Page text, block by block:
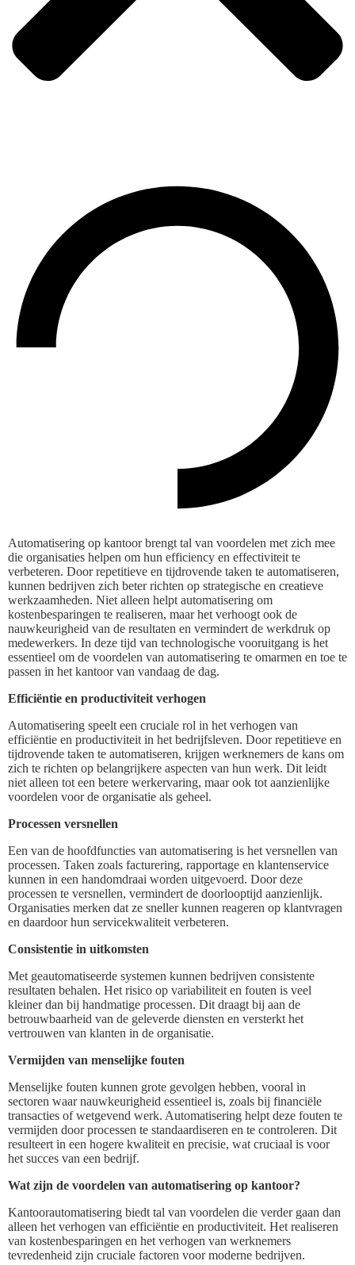
Automatisering op kantoor brengt tal van voordelen met zich mee
die organisaties helpen om hun efficiency en effectiviteit te
verbeteren. Door repetitieve en tijdrovende taken te automatiseren,
kunnen bedrijven zich beter richten op strategische en creatieve
werkzaamheden. Niet alleen helpt automatisering om
kostenbesparingen te realiseren, maar het verhoogt ook de
nauwkeurigheid van de resultaten en vermindert de werkdruk op
medewerkers. In deze tijd van technologische vooruitgang is het
essentieel om de voordelen van automatisering te omarmen en toe te
passen in het kantoor van vandaag de dag.
Efficiëntie en productiviteit verhogen
Automatisering speelt een cruciale rol in het verhogen van
efficiëntie en productiviteit in het bedrijfsleven. Door repetitieve en
tijdrovende taken te automatiseren, krijgen werknemers de kans om
zich te richten op belangrijkere aspecten van hun werk. Dit leidt
niet alleen tot een betere werkervaring, maar ook tot aanzienlijke
voordelen voor de organisatie als geheel.
Processen versnellen
Een van de hoofdfuncties van automatisering is het versnellen van
processen. Taken zoals facturering, rapportage en klantenservice
kunnen in een handomdraai worden uitgevoerd. Door deze
processen te versnellen, vermindert de doorlooptijd aanzienlijk.
Organisaties merken dat ze sneller kunnen reageren op klantvragen
en daardoor hun servicekwaliteit verbeteren.
Consistentie in uitkomsten
Met geautomatiseerde systemen kunnen bedrijven consistente
resultaten behalen. Het risico op variabiliteit en fouten is veel
kleiner dan bij handmatige processen. Dit draagt bij aan de
betrouwbaarheid van de geleverde diensten en versterkt het
vertrouwen van klanten in de organisatie.
Vermijden van menselijke fouten
Menselijke fouten kunnen grote gevolgen hebben, vooral in
sectoren waar nauwkeurigheid essentieel is, zoals bij financiële
transacties of wetgevend werk. Automatisering helpt deze fouten te
vermijden door processen te standaardiseren en te controleren. Dit
resulteert in een hogere kwaliteit en precisie, wat cruciaal is voor
het succes van een bedrijf.
Wat zijn de voordelen van automatisering op kantoor?
Kantoorautomatisering biedt tal van voordelen die verder gaan dan
alleen het verhogen van efficiëntie en productiviteit. Het realiseren
van kostenbesparingen en het verhogen van werknemers
tevredenheid zijn cruciale factoren voor moderne bedrijven.